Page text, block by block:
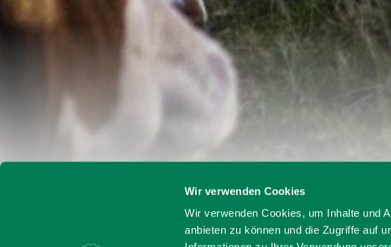
Wir verwenden Cookies
Wir verwenden Cookies, um Inhalte und
anbieten zu können und die Zugriffe auf
Startseite Fellalm